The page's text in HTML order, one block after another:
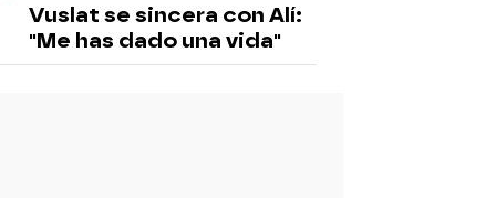
Vuslat se sincera con Alí:
"Me has dado una vida"